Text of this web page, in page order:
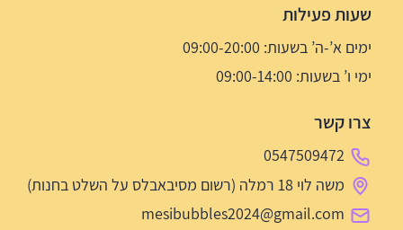
שעות פעילות
ימים א’-ה’ בשעות: 09:00-20:00
ימי ו’ בשעות: 09:00-14:00
צרו קשר
0547509472
משה לוי 18 רמלה (רשום מסיבאבלס על השלט בחנות)
mesibubbles2024@gmail.com